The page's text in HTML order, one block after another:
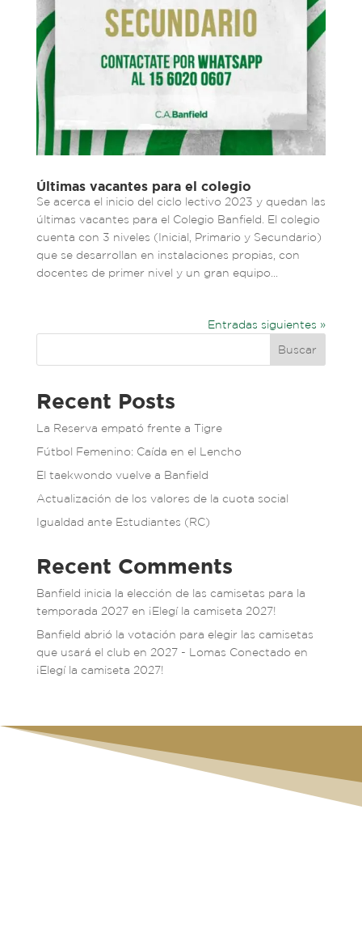
Últimas vacantes para el colegio
Se acerca el inicio del ciclo lectivo 2023 y quedan las
últimas vacantes para el Colegio Banfield. El colegio
cuenta con 3 niveles (Inicial, Primario y Secundario)
que se desarrollan en instalaciones propias, con
docentes de primer nivel y un gran equipo...
Entradas siguientes »
Buscar
Recent Posts
La Reserva empató frente a Tigre
Fútbol Femenino: Caída en el Lencho
El taekwondo vuelve a Banfield
Actualización de los valores de la cuota social
Igualdad ante Estudiantes (RC)
Recent Comments
Banfield inicia la elección de las camisetas para la
temporada 2027en ¡Elegí la camiseta 2027!
Banfield abrió la votación para elegir las camisetas
que usará el club en 2027 - Lomas Conectado en
¡Elegí la camiseta 2027!